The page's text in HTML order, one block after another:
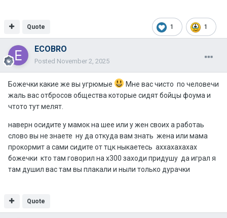
1 1
Quote
ECOBRO
Posted November 2, 2025
Божечки какие же вы угрюмые
Мне вас чисто по человечи
жаль вас отбросов общества которые сидят бойцы фоума и
чтото тут мелят.
наверн осидите у мамок на шее или у жен своих а работаь
слово вы не знаете ну да откуда вам знать жена или мама
прокормит а сами сидите от тцк ныкаетесь аххахахахах
божечки кто там говорил на х300 заходи придушу да играл я
там душил вас там вы плакали и ныли только дурачки
Quote